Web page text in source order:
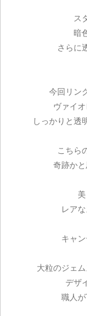
ス
暗
さらに
今回リン
ヴァイ
しっかりと透
こちら
奇跡かと
レア
キャ
大粒のジェ
デザ
職人が